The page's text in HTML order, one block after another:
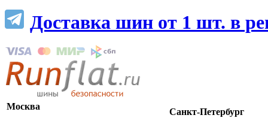
Доставка шин от 1 шт. в
Москва
Санкт-Петербург